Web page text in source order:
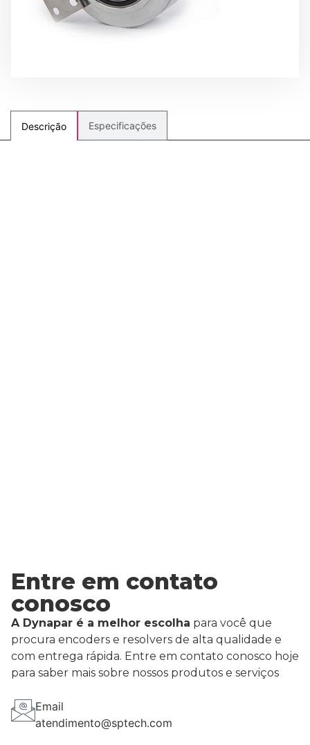
Descrição Especificações
Entre em contato
conosco
A Dynapar é a melhor escolha para você que
procura encoders e resolvers de alta qualidade e
com entrega rápida. Entre em contato conosco hoje
para saber mais sobre nossos produtos e serviços
Email
atendimento@sptech.com